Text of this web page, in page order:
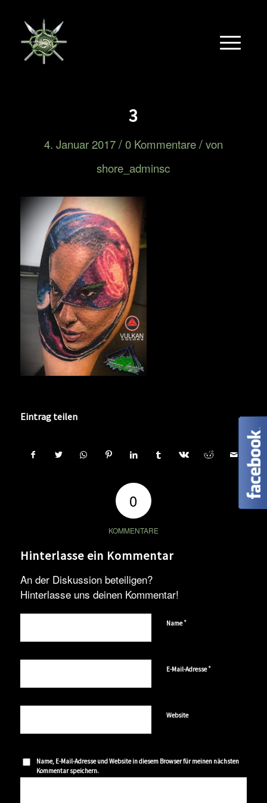
3
4. Januar 2017/0 Kommentare/von
shore_adminsc
Eintrag teilen
0
KOMMENTARE
Hinterlasse ein Kommentar
An der Diskussion beteiligen?
Hinterlasse uns deinen Kommentar!
Name*
E-Mail-Adresse*
Website
Name, E-Mail-Adresse und Website in diesem Browser für meinen nächsten
Kommentar speichern.